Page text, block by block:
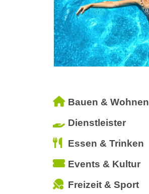
Bauen & Wohnen
Dienstleister
Essen & Trinken
Events & Kultur
Freizeit & Sport